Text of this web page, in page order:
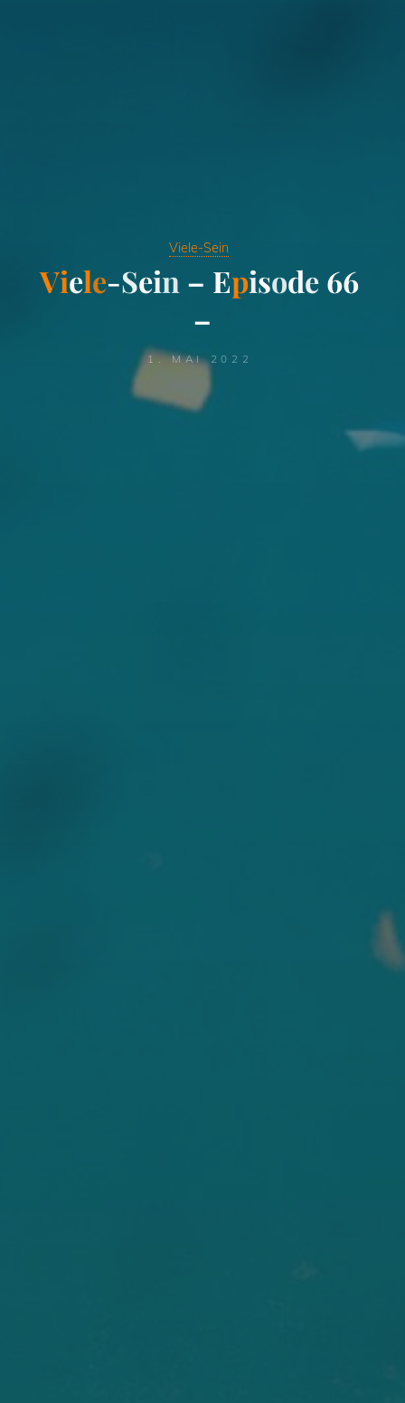
Viele-Sein
Viele-Sein – Episode 66
–
1. MAI 2022